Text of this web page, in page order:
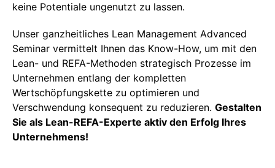
keine Potentiale ungenutzt zu lassen.
Unser ganzheitliches Lean Management Advanced
Seminar vermittelt Ihnen das Know-How, um mit den
Lean- und REFA-Methoden strategisch Prozesse im
Unternehmen entlang der kompletten
Wertschöpfungskette zu optimieren und
Verschwendung konsequent zu reduzieren. Gestalten
Sie als Lean-REFA-Experte aktiv den Erfolg Ihres
Unternehmens!